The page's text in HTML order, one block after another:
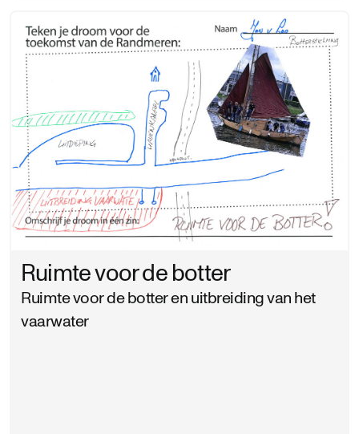
Ruimte voor de botter
Ruimte voor de botter en uitbreiding van het
vaarwater